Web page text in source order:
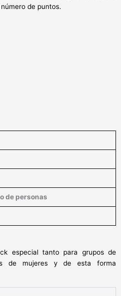
de puntos.
de personas
especial tanto para grupos de
de mujeres y de esta forma